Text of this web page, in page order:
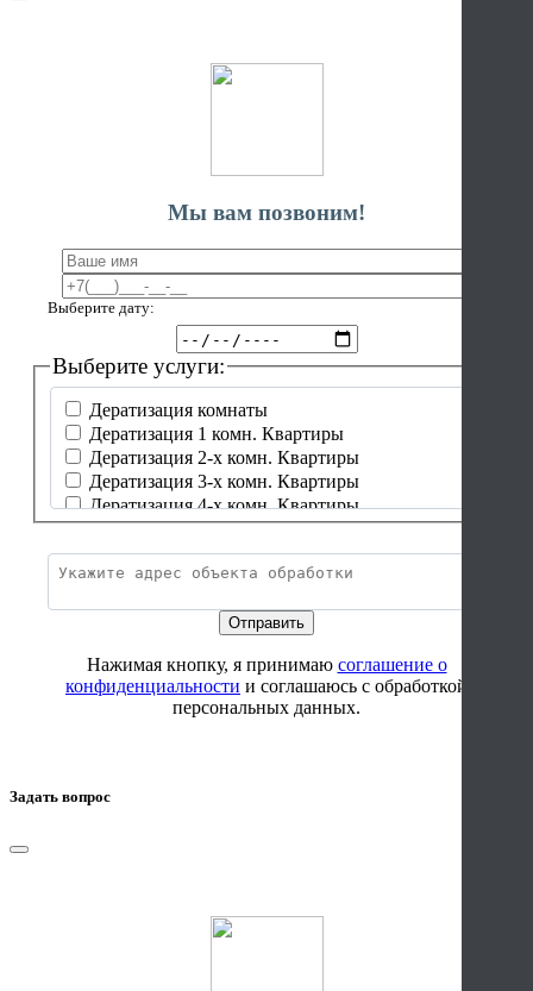
Мы вам позвоним!
Выберите дату:
Выберите услуги:
Дератизация комнаты
Дератизация 1 комн. Квартиры
Дератизация 2-х комн. Квартиры
Дератизация 3-х комн. Квартиры
Дератизация 4-х комн. Квартиры
Дератизация частный дом до 50 м²
Дератизация частный дом от 50-99 м²
Дератизация частный дом от 100-149 м²
Дератизация частный дом от 200-250 м²
Дератизация бытовки
Дератизация бытовки от 5
Дератизация бытовки от 10
Дезинсекция 2-х комн. Квартиры
Дезинсекция частный дом от 200-299 м²
Нажимая кнопку, я принимаю соглашение о
конфиденциальности и соглашаюсь с обработкой
персональных данных.
Задать вопрос